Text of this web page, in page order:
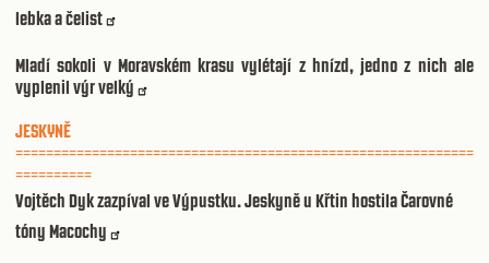
lebka a čelist
Mladí sokoli v Moravském krasu vylétají z hnízd, jedno z nich ale
vyplenil výr velký
JESKYNĚ
============================================================
==========
Vojtěch Dyk zazpíval ve Výpustku. Jeskyně u Křtin hostila Čarovné
tóny Macochy